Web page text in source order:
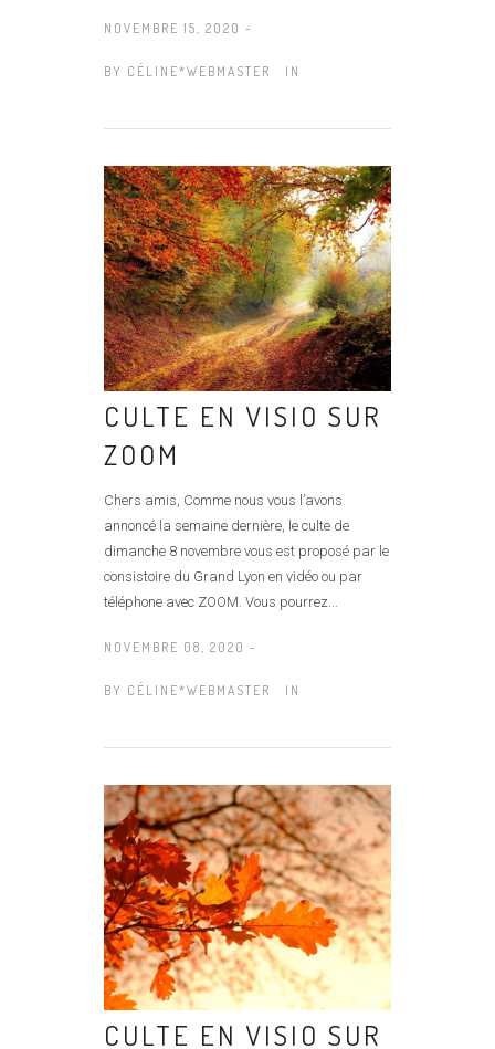
NOVEMBRE 15, 2020 -
BY CÉLINE*WEBMASTER IN
CULTE EN VISIO SUR
ZOOM
Chers amis, Comme nous vous l’avons
annoncé la semaine dernière, le culte de
dimanche 8 novembre vous est proposé par le
consistoire du Grand Lyon en vidéo ou par
téléphone avec ZOOM. Vous pourrez...
NOVEMBRE 08, 2020 -
BY CÉLINE*WEBMASTER IN
CULTE EN VISIO SUR